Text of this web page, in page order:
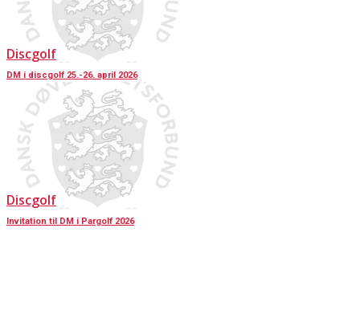
Discgolf
DM i discgolf 25.-26. april 2026
Discgolf
Invitation til DM i Pargolf 2026